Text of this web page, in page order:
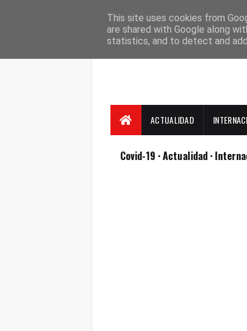
ACTUALIDAD
Covid-19 · Actualidad ·
This site uses cookies from
are shared with Google along
statistics, and to detect and